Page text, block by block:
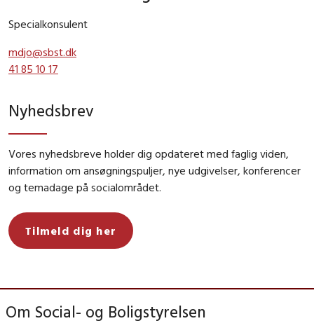
Specialkonsulent
mdjo@sbst.dk
41 85 10 17
Nyhedsbrev
Vores nyhedsbreve holder dig opdateret med faglig viden,
information om ansøgningspuljer, nye udgivelser, konferencer
og temadage på socialområdet.
Tilmeld dig her
Om Social- og Boligstyrelsen